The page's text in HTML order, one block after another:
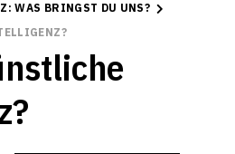
WAS BRINGST DU UNS?